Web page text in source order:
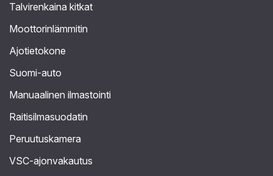
Talvirenkaina kitkat
Moottorinlämmitin
Ajotietokone
Suomi-auto
Manuaalinen ilmastointi
Raitisilmasuodatin
Peruutuskamera
VSC-ajonvakautus